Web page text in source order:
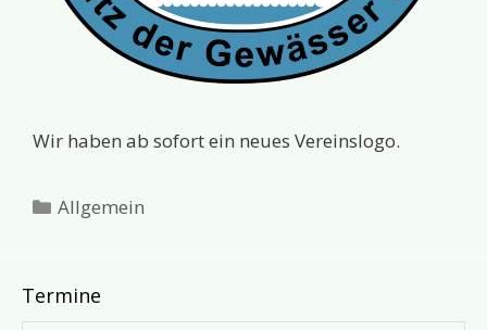
Wir haben ab sofort ein neues Vereinslogo.
Kategorien
Allgemein
Termine